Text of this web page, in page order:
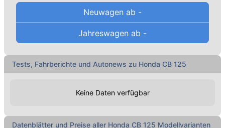
Neuwagen ab -
Jahreswagen ab -
Tests, Fahrberichte und Autonews zu Honda CB 125
Keine Daten verfügbar
Datenblätter und Preise aller Honda CB 125 Modellvarianten